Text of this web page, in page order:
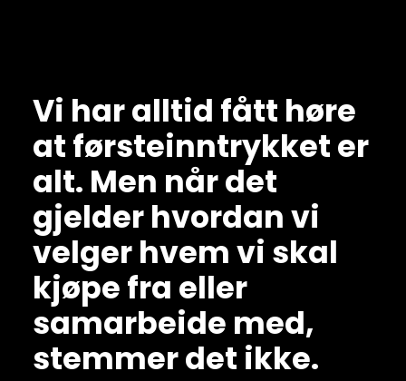
Vi har alltid fått høre
at førsteinntrykket er
alt. Men når det
gjelder hvordan vi
velger hvem vi skal
kjøpe fra eller
samarbeide med,
stemmer det ikke.